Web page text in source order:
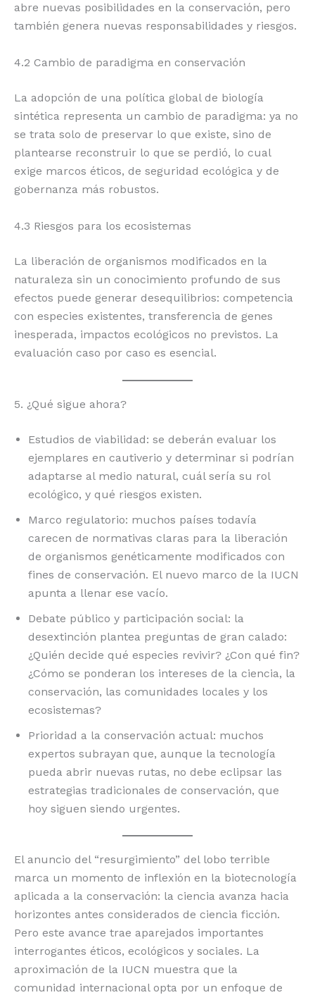
abre nuevas posibilidades en la conservación, pero
también genera nuevas responsabilidades y riesgos.
4.2 Cambio de paradigma en conservación
La adopción de una política global de biología
sintética representa un cambio de paradigma: ya no
se trata solo de preservar lo que existe, sino de
plantearse reconstruir lo que se perdió, lo cual
exige marcos éticos, de seguridad ecológica y de
gobernanza más robustos.
4.3 Riesgos para los ecosistemas
La liberación de organismos modificados en la
naturaleza sin un conocimiento profundo de sus
efectos puede generar desequilibrios: competencia
con especies existentes, transferencia de genes
inesperada, impactos ecológicos no previstos. La
evaluación caso por caso es esencial.
5. ¿Qué sigue ahora?
Estudios de viabilidad: se deberán evaluar los
ejemplares en cautiverio y determinar si podrían
adaptarse al medio natural, cuál sería su rol
ecológico, y qué riesgos existen.
Marco regulatorio: muchos países todavía
carecen de normativas claras para la liberación
de organismos genéticamente modificados con
fines de conservación. El nuevo marco de la IUCN
apunta a llenar ese vacío.
Debate público y participación social: la
desextinción plantea preguntas de gran calado:
¿Quién decide qué especies revivir? ¿Con qué fin?
¿Cómo se ponderan los intereses de la ciencia, la
conservación, las comunidades locales y los
ecosistemas?
Prioridad a la conservación actual: muchos
expertos subrayan que, aunque la tecnología
pueda abrir nuevas rutas, no debe eclipsar las
estrategias tradicionales de conservación, que
hoy siguen siendo urgentes.
El anuncio del “resurgimiento” del lobo terrible
marca un momento de inflexión en la biotecnología
aplicada a la conservación: la ciencia avanza hacia
horizontes antes considerados de ciencia ficción.
Pero este avance trae aparejados importantes
interrogantes éticos, ecológicos y sociales. La
aproximación de la IUCN muestra que la
comunidad internacional opta por un enfoque de